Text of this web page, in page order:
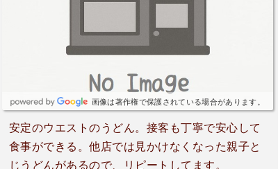
画像は著作権で保護されている場合があります。
安定のウエストのうどん。接客も丁寧で安心して
食事ができる。他店では見かけなくなった親子と
じうどんがあるので、リピートしてます。